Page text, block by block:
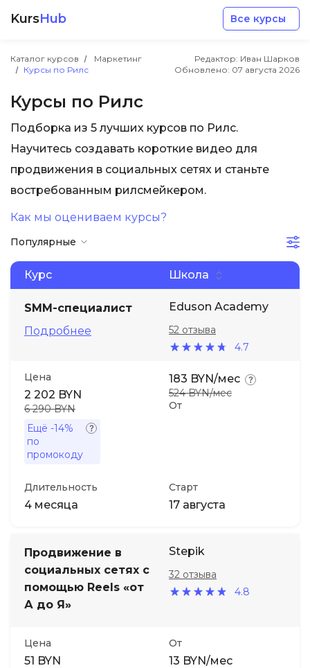
KursHub Все курсы
Каталог курсов
Маркетинг
Курсы по Рилс
Редактор: Иван Шарков
Обновлено: 07 августа 2026
Курсы по Рилс
Подборка из 5 лучших курсов по Рилс.
Научитесь создавать короткие видео для
продвижения в социальных сетях и станьте
востребованным рилсмейкером.
Как мы оцениваем курсы?
Популярные
Курс Школа
SMM-специалист
Подробнее
Eduson Academy
4.7
52 отзыва
Цена
2 202 BYN
6 290 BYN
Ещё -14%
по
промокоду
От
183 BYN/мес
524 BYN/мес
Длительность
4 месяца
Старт
17 августа
Продвижение в
социальных сетях с
помощью Reels «от
А до Я»
Stepik
4.8
32 отзыва
Цена
51 BYN
От
13 BYN/мес
Разработка
Маркетинг
Дизайн
Аналитика
Менеджмент
Иностранные языки
Soft Skills
ДПО
Детям
Акции и промокоды